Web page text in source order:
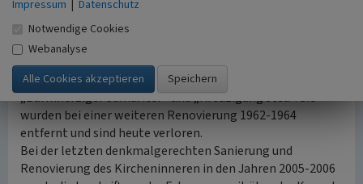
nach Geschlecht, Alter und Familienstand eingeführt, die
bis ins 20. Jahrhundert hinein gültig war.
Im Zuge einer Innenrenovierung 1927 wurden links und
rechts der Kanzel zwei große Gemälde des Kunstmalers
Adolf Presber aufgehängt mit den Themen
„Barmherziger Samariter“ und „Kreuzigung Jesu“. Sie
wurden bei einer weiteren Renovierung 1962-1964
entfernt und sind heute verloren.
Bei der letzten denkmalgerechten Sanierung und
Renovierung des Kircheninneren in den Jahren 2005-2006
Impressum | Datenschutz
Notwendige Cookies
Webanalyse